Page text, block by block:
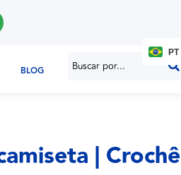
BLOG
PT
| Crochê